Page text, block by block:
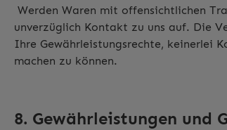
Werden Waren mit offensichtlichen
unverzüglich Kontakt zu uns auf. Die
Ihre Gewährleistungsrechte, keinerlei
machen zu können.
8. Gewährleistungen und